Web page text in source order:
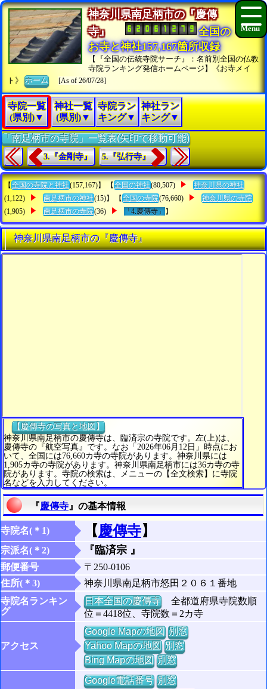
神奈川県南足柄市の『慶傳
寺』
全国の
お寺と神社157,167箇所収録
【『全国の伝統寺院サーチ』：名前別全国の仏教
寺院ランキング発信ホームページ】《お寺メイ
ト》ホーム [As of 26/07/28]
寺院一覧
(県別)▼
神社一覧
(県別)▼
寺院ラン
キング▼
神社ラン
キング▼
「南足柄市の寺院」一覧表(矢印で移動可能)
3.『金剛寺』 5.『弘行寺』
【 全国の寺院と神社(157,167)】 【 全国の神社(80,507)
神奈川県の神社
(1,122)
南足柄市の神社(15)】 【 全国の寺院(76,660)
神奈川県の寺院
(1,905)
南足柄市の寺院(36) 「4.慶傳寺」 】
神奈川県南足柄市の『慶傳寺』
【慶傳寺の写真と地図】
神奈川県南足柄市の慶傳寺は、臨済宗の寺院です。左(上)は、
慶傳寺の『航空写真』です。なお「2026年06月12日」時点にお
いて、全国には76,660カ寺の寺院があります。神奈川県には
1,905カ寺の寺院があります。神奈川県南足柄市には36カ寺の寺
院があります。寺院の検索は、メニューの【全文検索】に寺院
名などを入力してください。
『慶傳寺 』の基本情報
寺院名(＊1) 【慶傳寺】
宗派名(＊2) 『臨済宗 』
郵便番号
〒250-0106
住所(＊3)
神奈川県南足柄市怒田２０６１番地
寺院名ランキン
グ
日本全国の慶傳寺全都道府県寺院数順
位＝4418位、寺院数＝2カ寺
アクセス
Google Mapの地図 別窓
Yahoo Mapの地図 別窓
Bing Mapの地図 別窓
Google電話番号 別窓